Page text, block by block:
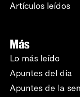
Artículos leídos
Más
Lo más leído
Apuntes del día
Apuntes de la